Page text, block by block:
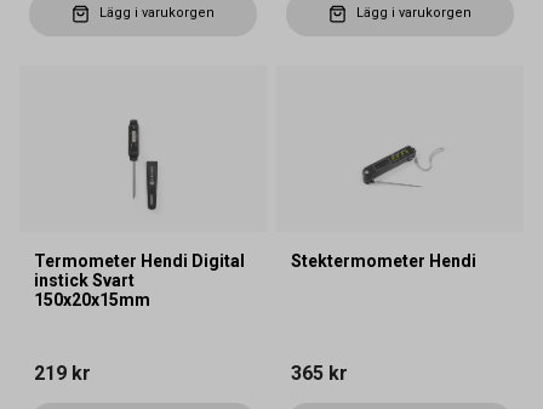
Lägg i varukorgen Lägg i varukorgen
Termometer Hendi Digital
instick Svart
150x20x15mm
219 kr
Stektermometer Hendi
365 kr